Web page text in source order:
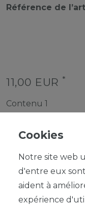
Référence de
11,00 EUR *
Contenu 1
DANS LE
Cookies
Notre site web
d'entre eux
aident à
expérience